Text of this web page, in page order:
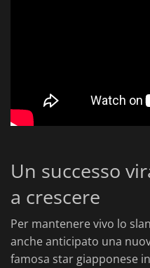
Un successo
a crescere
Per mantenere vivo lo
anche anticipato una
famosa star giapponese